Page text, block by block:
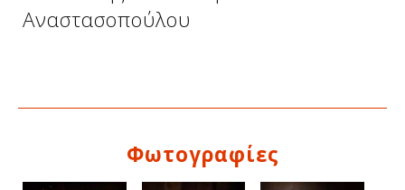
Αναστασοπούλου
Φωτογραφίες